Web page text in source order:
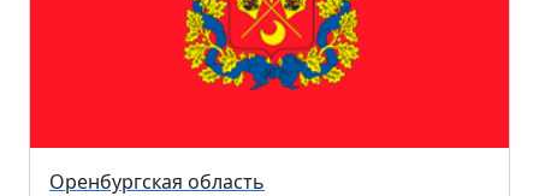
Оренбургская область